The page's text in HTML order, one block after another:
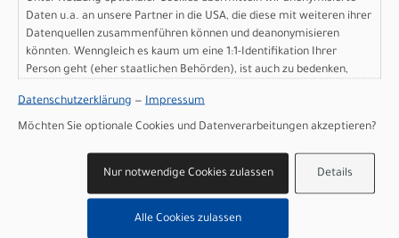
Art.Nr. 70026-7149
Farbe: Majesty Blue/Glacial Metallic Impasto
Grösse: 49
pro Stück (inkl. MwSt. zzgl.Versandkosten für
1.649,00 EUR
IN DEN WARENKORB
Specialized Allez Sprint
Daten u.a. an unsere Partner in die USA, die diese mit weiteren ihrer
Datenquellen zusammenführen können und deanonymisieren
könnten. Wenngleich es kaum um eine 1:1-Identifikation Ihrer
Person geht (eher staatlichen Behörden), ist auch zu bedenken,
sind wie bei uns in der Europäischen Union.
Datenschutzerklärung — Impressum
Möchten Sie optionale Cookies und Datenverarbeitungen akzeptieren?
Details
Nur notwendige Cookies zulassen
Alle Cookies zulassen